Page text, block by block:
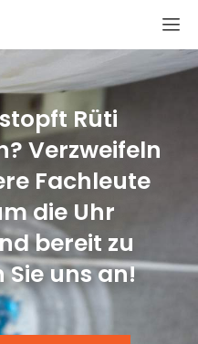
Rüti
Verzweifeln
Fachleute
die Uhr
bereit zu
Sie uns an!